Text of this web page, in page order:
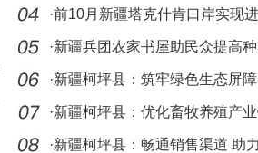
·前10月新疆塔克什肯口岸实现
亿元
·新疆兵团农家书屋助民众提高
神文化
·新疆柯坪县：筑牢绿色生态屏
画卷
·新疆柯坪县：优化畜牧养殖产
兴加速
·新疆柯坪县：畅通销售渠道 助